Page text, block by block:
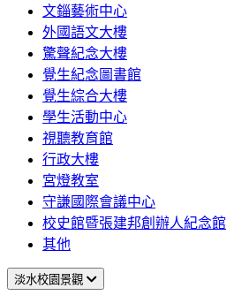
文錙藝術中心
外國語文大樓
驚聲紀念大樓
覺生紀念圖書館
覺生綜合大樓
學生活動中心
視聽教育館
行政大樓
宮燈教室
守謙國際會議中心
校史館暨張建邦創辦人紀念館
其他
淡水校園景觀